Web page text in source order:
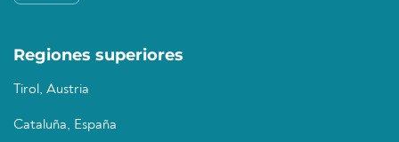
Regiones superiores
Tirol, Austria
Cataluña, España